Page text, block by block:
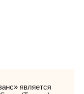
является